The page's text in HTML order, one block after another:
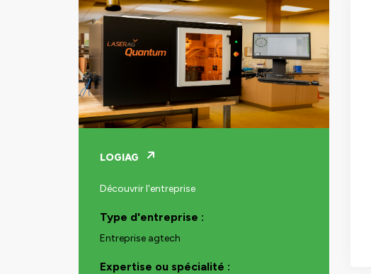
LOGIAG
Découvrir l'entreprise
Type d'entreprise :
Entreprise agtech
Expertise ou spécialité :